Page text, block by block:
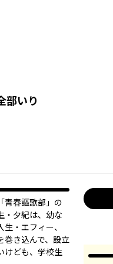
部いり
青春謳歌部」の
・夕紀は、幼な
・エフィー、
巻き込んで、設立
けども、学校生